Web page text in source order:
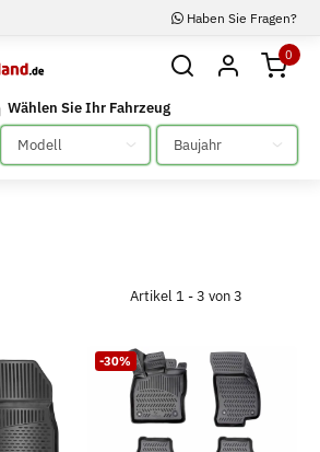
Haben Sie Fragen?
0
Wählen Sie Ihr Fahrzeug
Bitte auswählen Bitte auswählen
Artikel 1 - 3 von 3
-30%